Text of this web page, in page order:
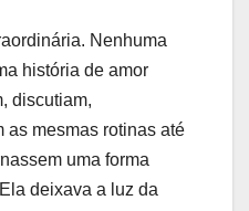
Nenhuma
história de amor
discutiam,
as mesmas rotinas até
uma forma
deixava a luz da